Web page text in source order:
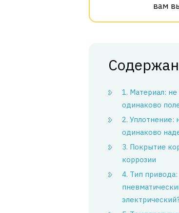
вам
1. Материал: не
одинаково
2. Уплотнение:
одинаково
3. Покрытие
коррозии
4. Тип привода: